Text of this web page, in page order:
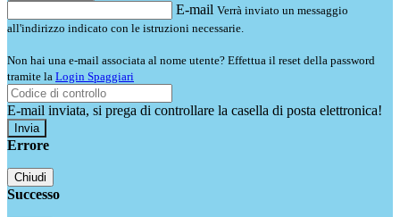
E-mail Verrà inviato un messaggio
all'indirizzo indicato con le istruzioni necessarie.
Non hai una e-mail associata al nome utente? Effettua il reset della password
tramite la Login Spaggiari
E-mail inviata, si prega di controllare la casella di posta elettronica!
Errore
Chiudi
Successo